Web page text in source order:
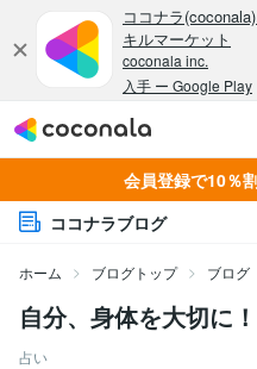
会員登録で10％
ココナラブログ
ホーム ブログトップ ブログ
自分、身体を大切に！
占い